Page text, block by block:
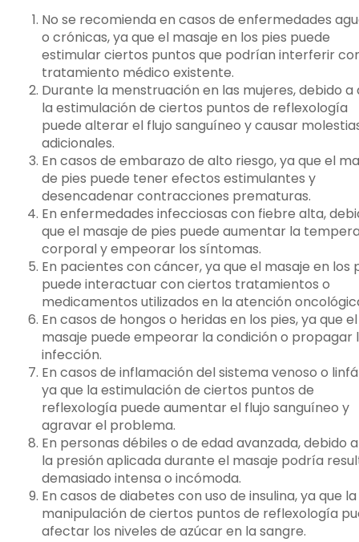
No se recomienda en casos de enfermedades
o crónicas, ya que el masaje en los pies puede
estimular ciertos puntos que podrían interferir
tratamiento médico existente.
Durante la menstruación en las mujeres, debido a
la estimulación de ciertos puntos de reflexología
puede alterar el flujo sanguíneo y causar
adicionales.
En casos de embarazo de alto riesgo, ya que el
de pies puede tener efectos estimulantes y
desencadenar contracciones prematuras.
En enfermedades infecciosas con fiebre alta,
que el masaje de pies puede aumentar la
corporal y empeorar los síntomas.
En pacientes con cáncer, ya que el masaje en los
puede interactuar con ciertos tratamientos o
medicamentos utilizados en la atención
En casos de hongos o heridas en los pies, ya que el
masaje puede empeorar la condición o propagar
infección.
En casos de inflamación del sistema venoso o
ya que la estimulación de ciertos puntos de
reflexología puede aumentar el flujo sanguíneo y
agravar el problema.
En personas débiles o de edad avanzada, debido
la presión aplicada durante el masaje podría
demasiado intensa o incómoda.
En casos de diabetes con uso de insulina, ya que la
manipulación de ciertos puntos de reflexología
afectar los niveles de azúcar en la sangre.